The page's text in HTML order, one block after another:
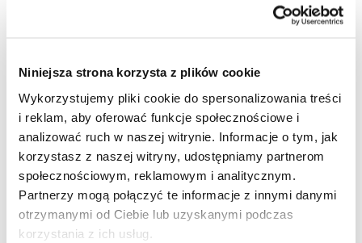
Niniejsza strona korzysta z plików cookie
Wykorzystujemy pliki cookie do spersonalizowania treści
i reklam, aby oferować funkcje społecznościowe i
analizować ruch w naszej witrynie. Informacje o tym, jak
korzystasz z naszej witryny, udostępniamy partnerom
społecznościowym, reklamowym i analitycznym.
Partnerzy mogą połączyć te informacje z innymi danymi
otrzymanymi od Ciebie lub uzyskanymi podczas
korzystania z ich usług.
do 283 KM przy znamionowej prędkości obrotowej 1700
obr./min. Z wyjątkową ekonomicznością potwierdzoną
w testach DLG PowerMix i wydajnym układem hydraulicznym
o przepływie do 220 l/min, ciągnik ten stanowi idealne
rozwiązanie dla rolnictwa nowej generacji.
Silnik 6-cylindrowy 7,5 l
Moc 203-283 KM